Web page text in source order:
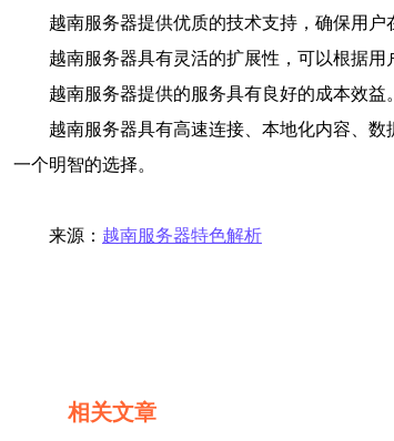
越南服务器提供优质的技术支持，确保用
越南服务器具有灵活的扩展性，可以根据
越南服务器提供的服务具有良好的成本效
越南服务器具有高速连接、本地化内容、
一个明智的选择。
来源： 越南服务器特色解析
相关文章